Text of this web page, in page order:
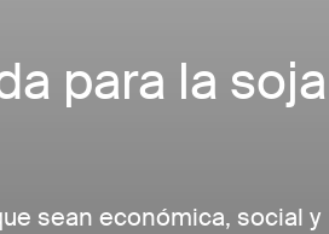
para la soja
sean económica, social y